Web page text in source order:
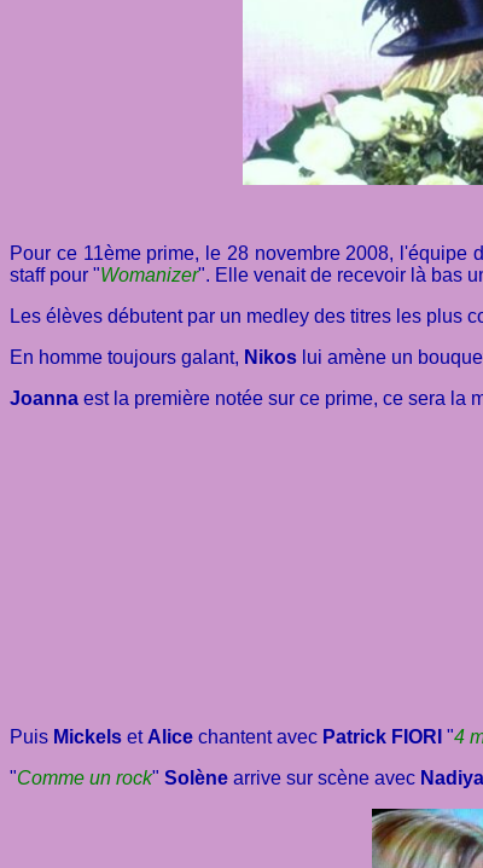
Pour ce 11ème prime, le 28 novembre 2008, l'équipe
staff pour "Womanizer". Elle venait de recevoir là bas
Les élèves débutent par un medley des titres les plus
En homme toujours galant, Nikos lui amène un
Joanna est la première notée sur ce prime, ce sera la
Puis Mickels et Alice chantent avec Patrick FIORI "4
"Comme un rock" Solène arrive sur scène avec Nadiya